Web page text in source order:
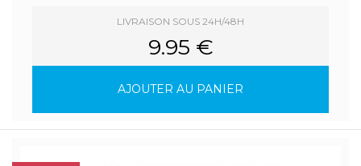
LIVRAISON SOUS 24H/48H
9.95 €
AJOUTER AU PANIER